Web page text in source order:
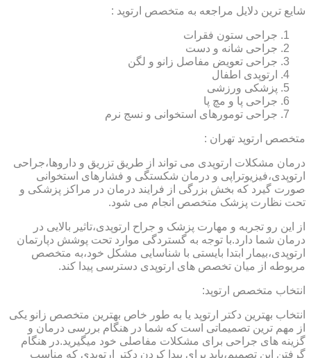
شایع ترین دلایل مراجعه به متخصص ارتوپد :
جراحی ستون فقرات
جراحی شانه و دست
جراحی تعویض مفاصل زانو و لگن
ارتوپدی اطفال
پزشکی ورزشی
جراحی پا و مچ پا
جراحی تومورهای استخوانی و نسج نرم
متخصص ارتوپد تهران :
درمان مشکلات ارتوپدی می تواند از طریق تزریق و داروها،جراحی
ارتوپدی،فیزیوتراپی و درمان شکستگی و فشارهای استخوانی
صورت گیرد که بخش بزرگی از فرایند درمان در مراکز پزشکی و
تحت نظارت پزشک متخصص انجام می شود.
از این رو تجربه و مهارت پزشک و جراح ارتوپدی،تاثیر بالایی در
درمان شما دارد.با توجه به گستردگی موارد تحت پوشش دپارتمان
ارتوپدی،بیمار ابتدا بایستی با شناسایی مشکل خود،به متخصص
مربوطه از میان تخصص های ارتوپدی دسترسی پیدا کند.
انتخاب متخصص ارتوپد:
انتخاب بهترین دکتر ارتوپد یا به طور خاص بهترین متخصص زانو یکی
از مهم ترین تصمیماتی است که شما در هنگام بررسی درمان و
گزینه های جراحی برای مشکلات مفاصلی خود میگیرید.در هنگام
گرفتن این تصمیم،باید برای پیدا کردن دکتر ارتوپدی که مناسب